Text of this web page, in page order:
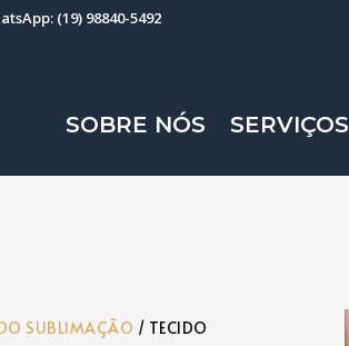
(19) 98840-5492
SOBRE NÓS SERVIÇOS
SUBLIMAÇÃO / TECIDO